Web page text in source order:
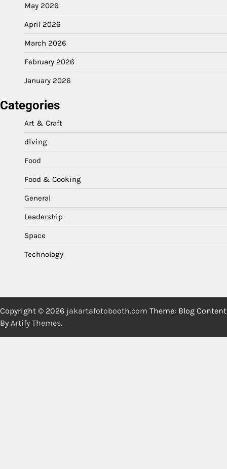
May 2026
April 2026
March 2026
February 2026
January 2026
Categories
Art & Craft
diving
Food
Food & Cooking
General
Leadership
Space
Technology
Copyright © 2026 jakartafotobooth.com Theme: Blog Content
By Artify Themes.